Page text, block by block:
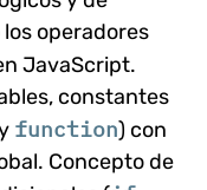
operadores
JavaScript.
constantes
function) con
Concepto de